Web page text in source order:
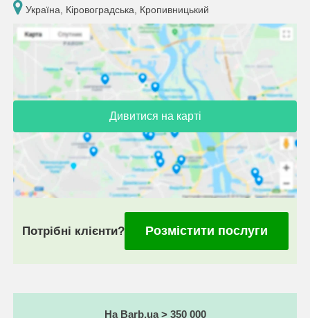
Україна, Кіровоградська, Кропивницький
Дивитися на карті
Потрібні клієнти? Розмістити послуги
На Barb.ua > 350 000